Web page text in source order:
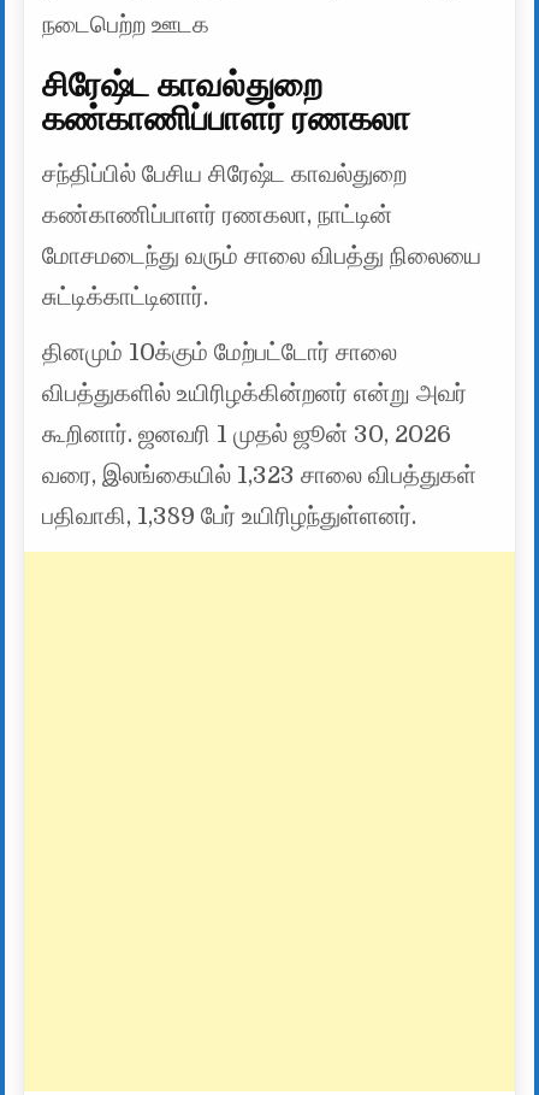
நடைபெற்ற ஊடக
சிரேஷ்ட காவல்துறை
கண்காணிப்பாளர் ரணகலா
சந்திப்பில் பேசிய சிரேஷ்ட காவல்துறை
கண்காணிப்பாளர் ரணகலா, நாட்டின்
மோசமடைந்து வரும் சாலை விபத்து நிலையை
சுட்டிக்காட்டினார்.
தினமும் 10க்கும் மேற்பட்டோர் சாலை
விபத்துகளில் உயிரிழக்கின்றனர் என்று அவர்
கூறினார். ஜனவரி 1 முதல் ஜூன் 30, 2026
வரை, இலங்கையில் 1,323 சாலை விபத்துகள்
பதிவாகி, 1,389 பேர் உயிரிழந்துள்ளனர்.